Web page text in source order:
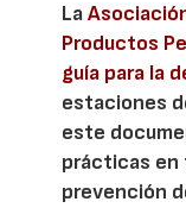
La
Productos
guía para la
estaciones
este
prácticas en
prevención